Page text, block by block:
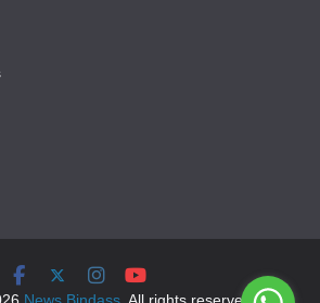
News Bindass. All rights reserved.